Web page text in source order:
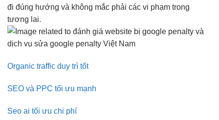
đi đúng hướng và không mắc phải các vi phạm trong
tương lai.
Organic traffic duy trì tốt
SEO và PPC tối ưu mạnh
Seo ai tối ưu chi phí